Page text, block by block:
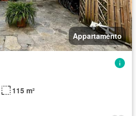
Appartamento
115 m²